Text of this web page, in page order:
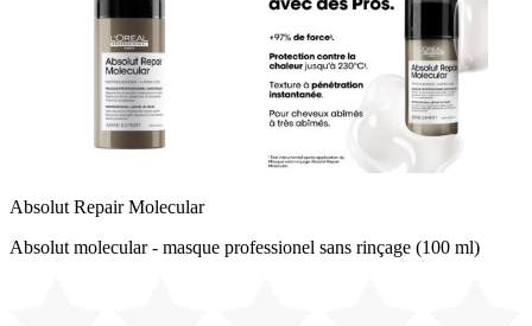
Absolut Repair Molecular
Absolut molecular - masque professionel sans rinçage (100 ml)